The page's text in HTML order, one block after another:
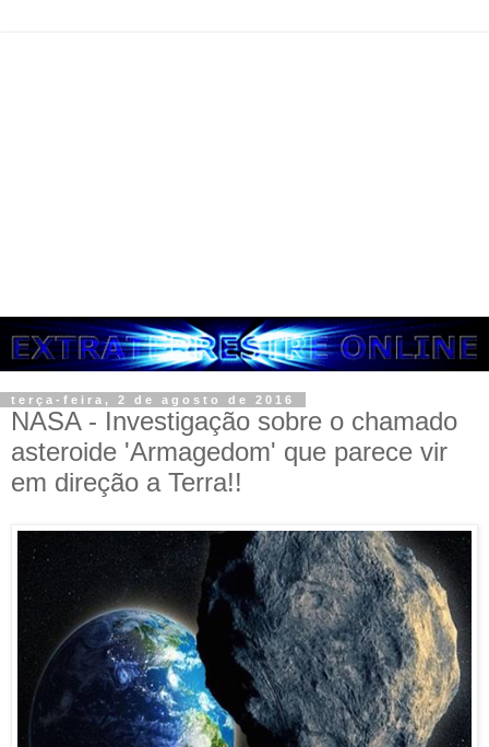
terça-feira, 2 de agosto de 2016
NASA - Investigação sobre o chamado
asteroide 'Armagedom' que parece vir
em direção a Terra!!